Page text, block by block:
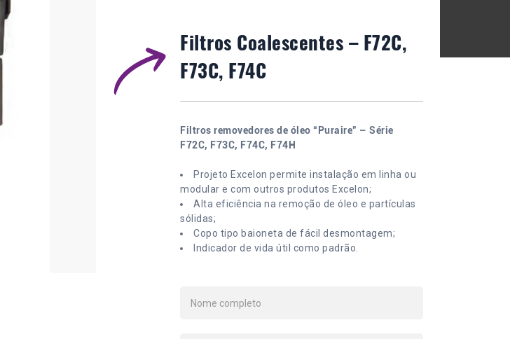
Filtros Coalescentes – F72C,
F73C, F74C
Filtros removedores de óleo “Puraire” – Série
F72C, F73C, F74C, F74H
Projeto Excelon permite instalação em linha ou
modular e com outros produtos Excelon;
Alta eficiência na remoção de óleo e partículas
sólidas;
Copo tipo baioneta de fácil desmontagem;
Indicador de vida útil como padrão.